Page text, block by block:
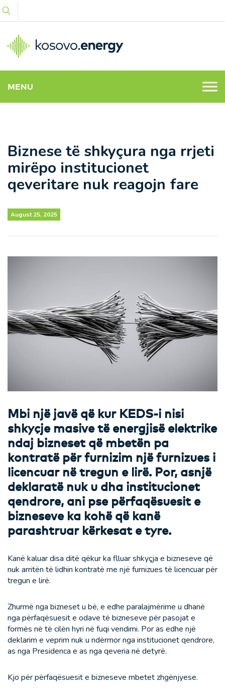
MENU
Biznese të shkyçura nga rrjeti
mirëpo institucionet
qeveritare nuk reagojn fare
August 25, 2025
Mbi një javë që kur KEDS-i nisi
shkyçje masive të energjisë elektrike
ndaj bizneset që mbetën pa
kontratë për furnizim një furnizues i
licencuar në tregun e lirë. Por, asnjë
deklaratë nuk u dha institucionet
qendrore, ani pse përfaqësuesit e
bizneseve ka kohë që kanë
parashtruar kërkesat e tyre.
Kanë kaluar disa ditë qëkur ka flluar shkyçja e bizneseve që
nuk arritën të lidhin kontratë me një furnizues të licencuar për
tregun e lirë.
Zhurmë nga bizneset u bë, e edhe paralajmërime u dhanë
nga përfaqësuesit e odave të bizneseve për pasojat e
formës në të cilën hyri në fuqi vendimi. Por as edhe një
deklarim e veprim nuk u ndërmor nga institucionet qendrore,
as nga Presidenca e as nga qeveria në detyrë.
Kjo për përfaqësuesit e bizneseve mbetet zhgënjyese.